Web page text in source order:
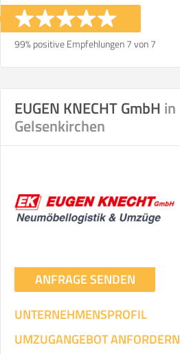
99% positive Empfehlungen 7 von 7
EUGEN KNECHT GmbH in
Gelsenkirchen
ANFRAGE SENDEN
UNTERNEHMENSPROFIL
UMZUGANGEBOT ANFORDERN